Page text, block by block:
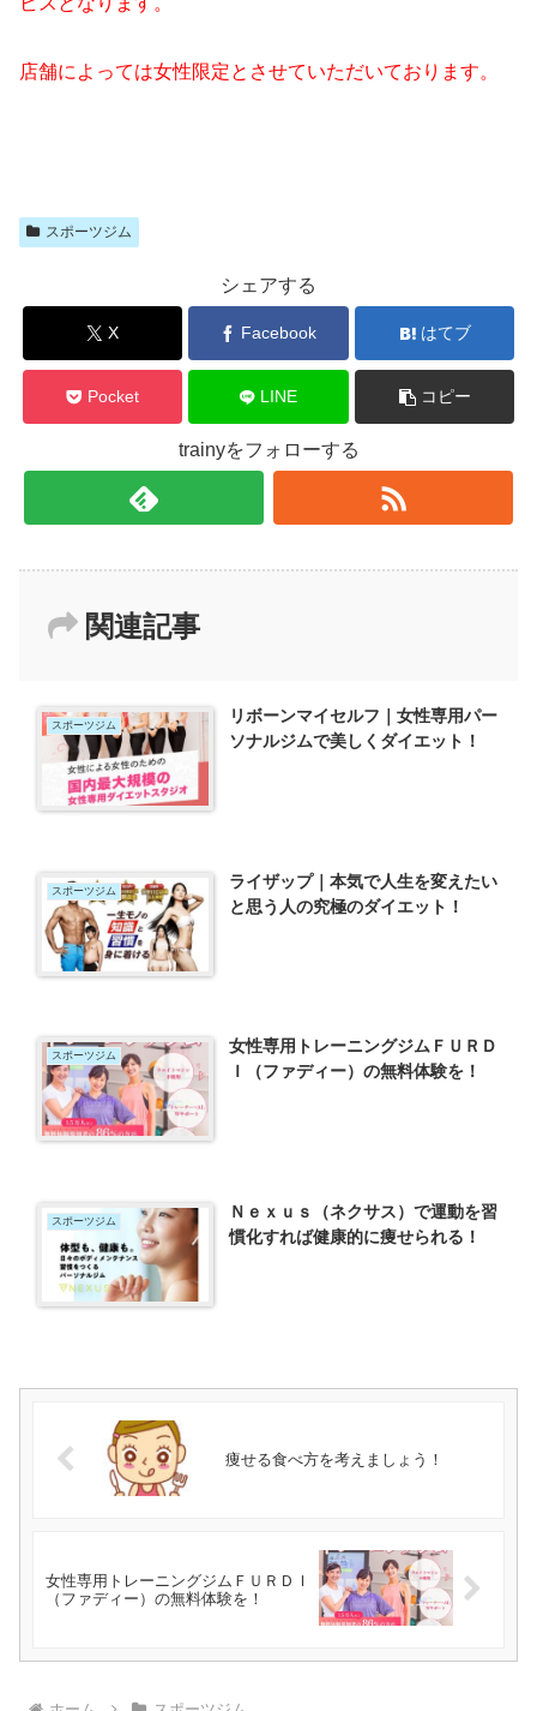
店舗によっては女性限定とさせていただいております。
スポーツジム
シェアする
X Facebook はてブ
Pocket LINE コピー
trainyをフォローする
関連記事
スポーツジム
リボーンマイセルフ｜女性専用パー
ソナルジムで美しくダイエット！
スポーツジム
ライザップ｜本気で人生を変えたい
と思う人の究極のダイエット！
スポーツジム
女性専用トレーニングジムＦＵＲＤ
Ｉ（ファディー）の無料体験を！
スポーツジム
Ｎｅｘｕｓ（ネクサス）で運動を習
慣化すれば健康的に痩せられる！
痩せる食べ方を考えましょう！
女性専用トレーニングジムＦＵＲＤＩ
（ファディー）の無料体験を！